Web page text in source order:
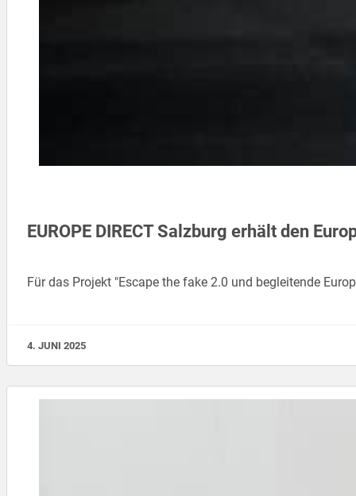
EUROPE DIRECT Salzburg erhält den
Für das Projekt "Escape the fake 2.0 und begleitende
4. JUNI 2025